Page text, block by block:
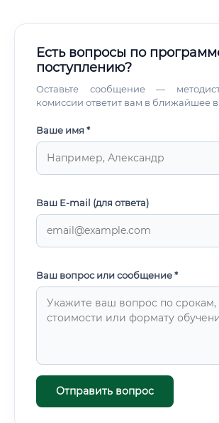
Есть вопросы по
поступлению?
Оставьте сообщение —
комиссии ответит вам в ближайшее
Ваше имя *
Ваш E-mail (для ответа)
Ваш вопрос или сообщение *
Отправить вопрос